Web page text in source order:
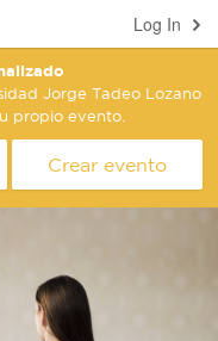
Log In
Jorge Tadeo Lozano
propio evento.
Crear evento